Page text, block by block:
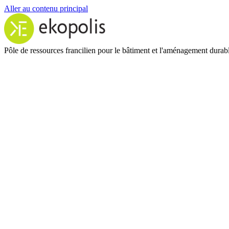
Aller au contenu principal
Pôle de ressources francilien pour le bâtiment et l'aménagement